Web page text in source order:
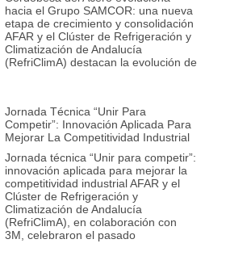
hacia el Grupo SAMCOR: una nueva
etapa de crecimiento y consolidación
AFAR y el Clúster de Refrigeración y
Climatización de Andalucía
(RefriClimA) destacan la evolución de
Jornada Técnica “Unir Para
Competir”: Innovación Aplicada Para
Mejorar La Competitividad Industrial
Jornada técnica “Unir para competir”:
innovación aplicada para mejorar la
competitividad industrial AFAR y el
Clúster de Refrigeración y
Climatización de Andalucía
(RefriClimA), en colaboración con
3M, celebraron el pasado